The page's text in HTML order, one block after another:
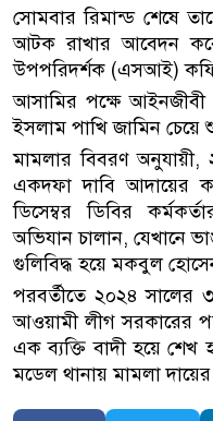
সোমবার রিমান্ড শেষে
আটক রাখার আবেদন
উপপরিদর্শক (এসআই)
আসামির পক্ষে
ইসলাম পাখি জামিন চেয়ে
মামলার বিবরণ অনুযায়ী,
একদফা দাবি আদায়ের
ডিসেম্বর ডিবির
অভিযান চালান, যেখানে
গুলিবিদ্ধ হয়ে মকবুল
পরবর্তীতে ২০২৪ সালের
আওয়ামী লীগ সরকারের
এক ব্যক্তি বাদী হয়ে শেখ
মডেল থানায় মামলা